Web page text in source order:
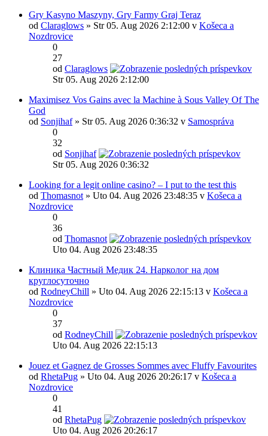
Gry Kasyno Maszyny, Gry Farmy Graj Teraz
od Claraglows » Str 05. Aug 2026 2:12:00 v Košeca a
Nozdrovice
0
27
od Claraglows
Str 05. Aug 2026 2:12:00
Maximisez Vos Gains avec la Machine à Sous Valley Of The
God
od Sonjihaf» Str 05. Aug 2026 0:36:32 v Samospráva
0
32
od Sonjihaf
Str 05. Aug 2026 0:36:32
Looking for a legit online casino? – I put to the test this
od Thomasnot » Uto 04. Aug 2026 23:48:35 v Košeca a
Nozdrovice
0
36
od Thomasnot
Uto 04. Aug 2026 23:48:35
Клиника Частный Медик 24. Нарколог на дом
круглосуточно
od RodneyChill » Uto 04. Aug 2026 22:15:13 v Košeca a
Nozdrovice
0
37
od RodneyChill
Uto 04. Aug 2026 22:15:13
Jouez et Gagnez de Grosses Sommes avec Fluffy Favourites
od RhetaPug » Uto 04. Aug 2026 20:26:17 v Košeca a
Nozdrovice
0
41
od RhetaPug
Uto 04. Aug 2026 20:26:17